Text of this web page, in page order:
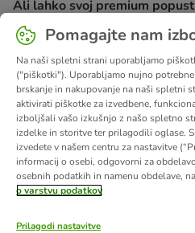
Ali lahko svoj premium
popusti?
Kako podaljšam svoje
Kaj so ClubDays?
Kako prejmem in uporabim
ljubljenčka?
Ali lahko uživam v premium
Kje lahko preberem celotne
Pogoji in določila
*PMC = priporočena maloprodajna cena **
Pomagajte nam
Na naši spletni strani uporabljamo
("piškotki"). Uporabljamo nujno
brskanje in nakupovanje na naši spletni
aktivirati piškotke za izvedbene,
izboljšali vašo izkušnjo z našo spletno
izdelke in storitve ter prilagodili oglase.
izvedete v našem centru za nastavitve
informacij o osebi, odgovorni za
osebnih podatkih in namenu obdelave,
o varstvu podatkov
Prilagodi nastavitve